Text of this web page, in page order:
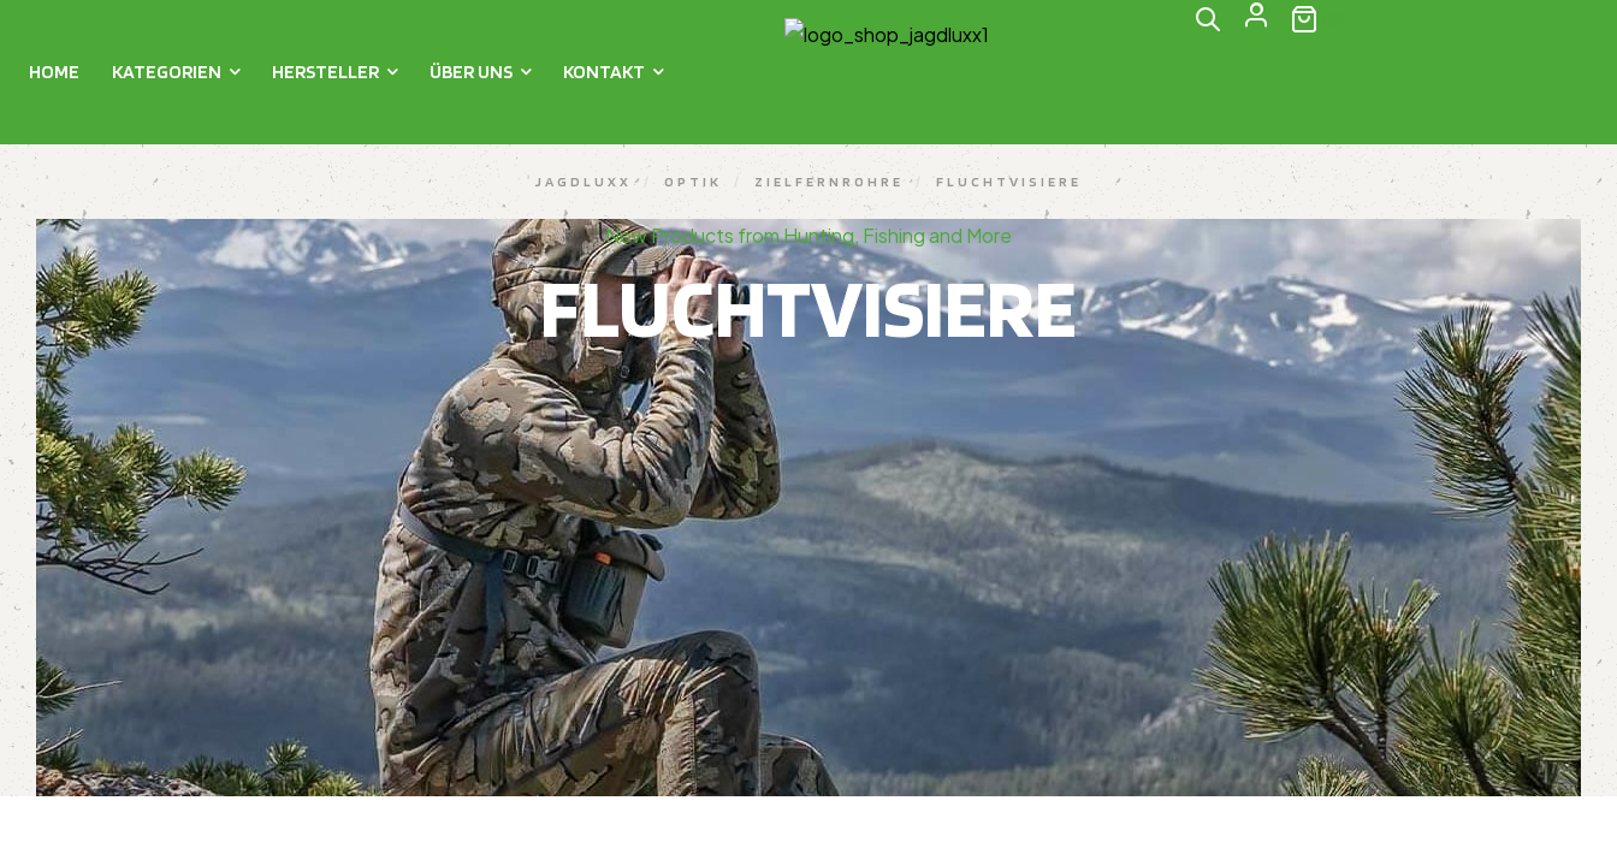
HOME KATEGORIEN HERSTELLER ÜBER UNS KONTAKT
JAGDLUXX / OPTIK / ZIELFERNROHRE / FLUCHTVISIERE
New Products from Hunting, Fishing and More
FLUCHTVISIERE